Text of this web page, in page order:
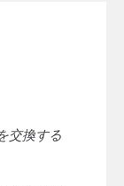
交換する